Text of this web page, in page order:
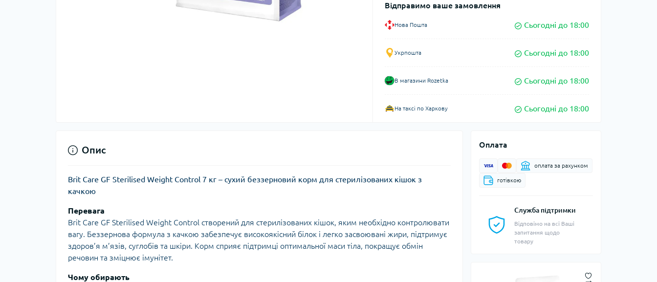
Відправимо ваше замовлення
Нова Пошта Сьогодні до 18:00
Укрпошта Сьогодні до 18:00
В магазини Rozetka Сьогодні до 18:00
На таксі по Харкову Сьогодні до 18:00
Оплата
оплата за рахунком
готівкою
Служба підтримки
Відповімо на всі Ваші
запитання щодо
товару
Опис
Brit Care GF Sterilised Weight Control 7 кг – сухий беззерновий корм для стерилізованих кішок з
качкою
Перевага
Brit Care GF Sterilised Weight Control створений для стерилізованих кішок, яким необхідно контролювати
вагу. Беззернова формула з качкою забезпечує високоякісний білок і легко засвоювані жири, підтримує
здоров’я м’язів, суглобів та шкіри. Корм сприяє підтримці оптимальної маси тіла, покращує обмін
речовин та зміцнює імунітет.
Чому обирають